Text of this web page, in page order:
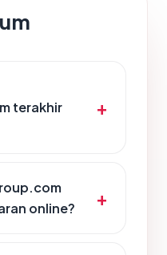
terakhir
online?